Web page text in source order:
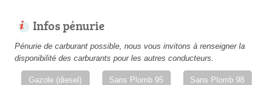
Infos pénurie
Pénurie de carburant possible, nous vous invitons à renseigner la
disponibilité des carburants pour les autres conducteurs.
Gazole (diesel) Sans Plomb 95 Sans Plomb 98